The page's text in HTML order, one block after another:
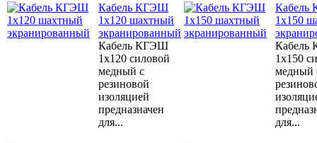
Кабель КГЭШ
1x120 шахтный
экранированный
Кабель КГЭШ
1x120 силовой
медный с
резиновой
изоляцией
предназначен
для...
1x150
1x150
медный
для...